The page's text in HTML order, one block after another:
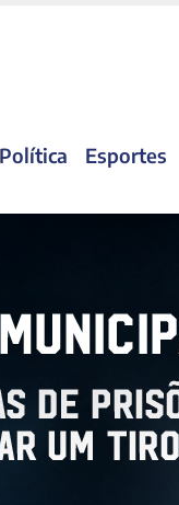
Política Esportes